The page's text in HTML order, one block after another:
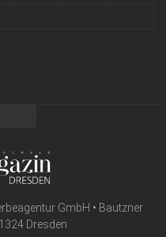
GmbH • Bautzner
Dresden